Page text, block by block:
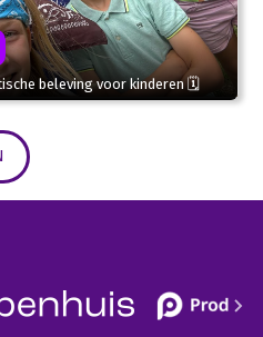
beleving voor kinderen 🗓